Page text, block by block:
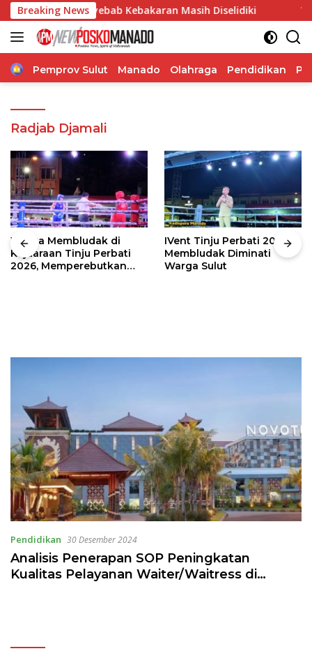
Langsung
ke
konten
Breaking News
Api, Penyebab Kebakaran Masih Diselidiki Wabup
Home
Pemprov Sulut Manado Olahraga Pendidikan
Radjab Djamali
Warga Membludak di
Kejuaraan Tinju Perbati
2026, Memperebutkan
IVent Tinju Perbati 2026
Membludak Diminati
Warga Sulut
Pendidikan 30 Desember 2024
Analisis Penerapan SOP Peningkatan
Kualitas Pelayanan Waiter/Waitress di